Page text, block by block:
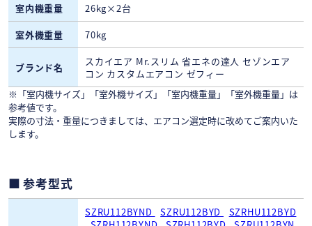
室内機重量
26kg×2台
室外機重量
70kg
ブランド名
スカイエア Mr.スリム 省エネの達人 セゾンエア
コン カスタムエアコン ゼフィー
※「室内機サイズ」「室外機サイズ」「室内機重量」「室外機重量」は
参考値です。
実際の寸法・重量につきましては、エアコン選定時に改めてご案内いた
します。
参考型式
SZRU112BYND SZRU112BYD
SZRHU112BYD